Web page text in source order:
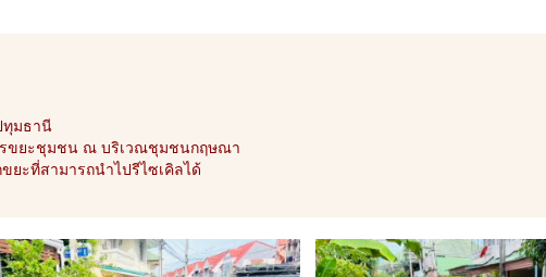
ทุมธานี
รขยะชุมชน ณ บริเวณชุมชนกฤษณา
ะที่สามารถนำไปรีไซเคิลได้